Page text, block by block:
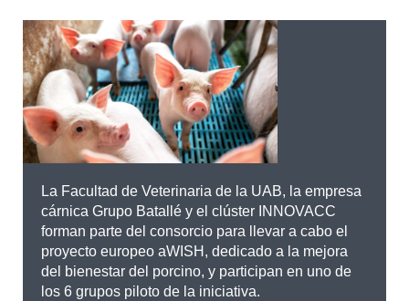
English Català
BUSCAR
La Facultad de Veterinaria de la UAB, la empresa
cárnica Grupo Batallé y el clúster INNOVACC
forman parte del consorcio para llevar a cabo el
proyecto europeo aWISH, dedicado a la mejora
del bienestar del porcino, y participan en uno de
los 6 grupos piloto de la iniciativa.